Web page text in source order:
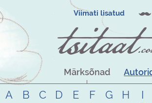
Viimati lisatud
Märksõnad
A B C D E F G H I